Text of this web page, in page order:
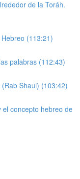
de la Toráh.
(113:21)
palabras (112:43)
Shaul) (103:42)
el concepto hebreo de